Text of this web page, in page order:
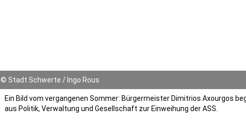
© Stadt Schwerte / Ingo Rous
Ein Bild vom vergangenen Sommer: Bürgermeister Dimitrios Axourgos
aus Politik, Verwaltung und Gesellschaft zur Einweihung der ASS.